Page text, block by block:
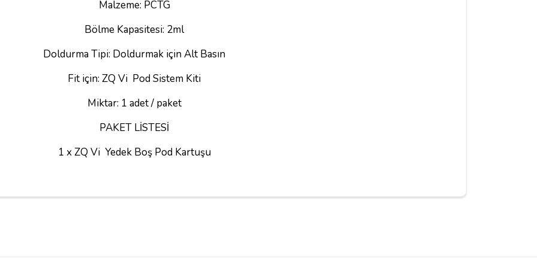
Malzeme: PCTG
Bölme Kapasitesi: 2ml
Doldurma Tipi: Doldurmak için Alt Basın
Fit için: ZQ Vi Pod Sistem Kiti
Miktar: 1 adet / paket
PAKET LİSTESİ
1 x ZQ Vi Yedek Boş Pod Kartuşu